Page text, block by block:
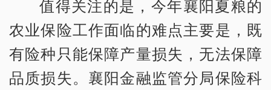
值得关注的是，今年襄阳夏粮的
农业保险工作面临的难点主要是，既
有险种只能保障产量损失，无法保障
品质损失。襄阳金融监管分局保险科